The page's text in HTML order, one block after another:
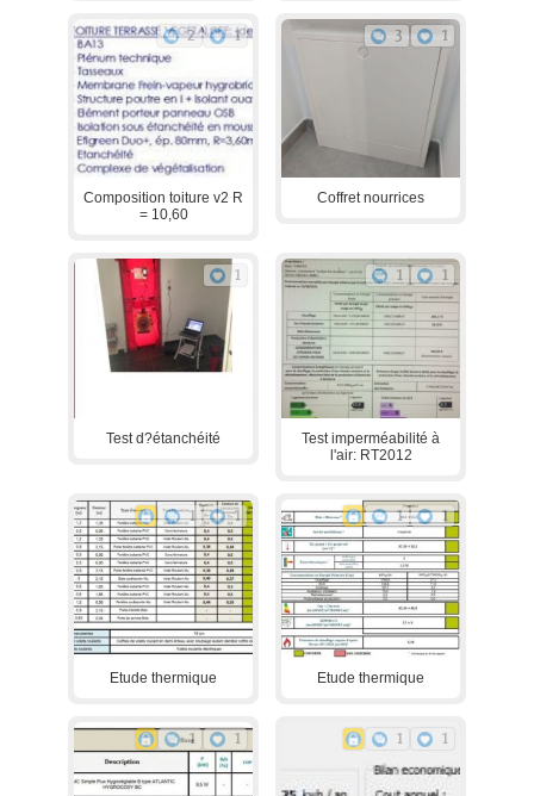
2 1
Composition toiture v2 R
= 10,60
3 1
Coffret nourrices
1
Test d?étanchéité
1 1
Test imperméabilité à
l'air: RT2012
1 1
Etude thermique
1 1
Etude thermique
1 1 1 1